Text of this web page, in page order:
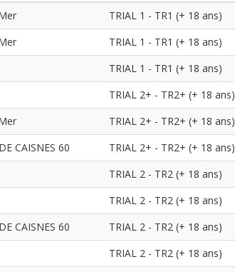
TRIAL 1 - TR1 (+ 18 ans)
TRIAL 1 - TR1 (+ 18 ans)
TRIAL 1 - TR1 (+ 18 ans)
TRIAL 2+ - TR2+ (+ 18 ans)
TRIAL 2+ - TR2+ (+ 18 ans)
CAISNES 60 TRIAL 2+ - TR2+ (+ 18 ans)
TRIAL 2 - TR2 (+ 18 ans)
TRIAL 2 - TR2 (+ 18 ans)
CAISNES 60 TRIAL 2 - TR2 (+ 18 ans)
TRIAL 2 - TR2 (+ 18 ans)